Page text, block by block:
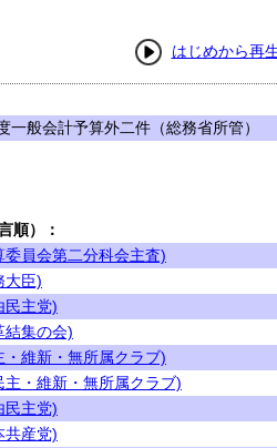
はじめから再
一般会計予算外二件（総務省所管）
順）：
委員会第二分科会主査)
大臣)
民主党)
結集の会)
・維新・無所属クラブ)
主・維新・無所属クラブ)
民主党)
共産党)